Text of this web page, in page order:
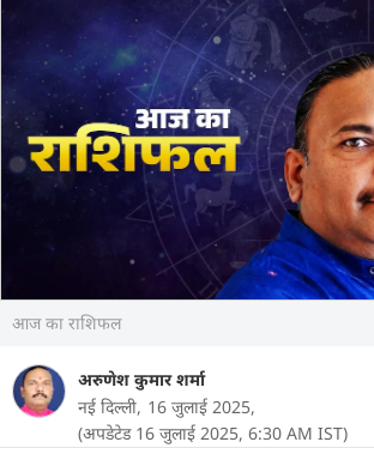
आज का राशिफल
अरुणेश कुमार शर्मा
नई दिल्ली, 16 जुलाई 2025,
(अपडेटेड 16 जुलाई 2025, 6:30 AM IST)